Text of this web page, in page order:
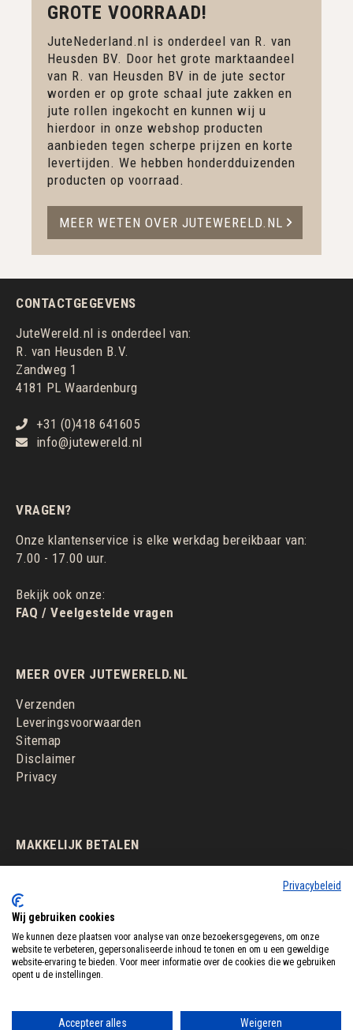
GROTE VOORRAAD!
JuteNederland.nl is onderdeel van R. van
Heusden BV. Door het grote marktaandeel
van R. van Heusden BV in de jute sector
worden er op grote schaal jute zakken en
jute rollen ingekocht en kunnen wij u
hierdoor in onze webshop producten
aanbieden tegen scherpe prijzen en korte
levertijden. We hebben honderdduizenden
producten op voorraad.
MEER WETEN OVER JUTEWERELD.NL
CONTACTGEGEVENS
JuteWereld.nl is onderdeel van:
R. van Heusden B.V.
Zandweg 1
4181 PL Waardenburg
+31 (0)418 641605
info@jutewereld.nl
VRAGEN?
Onze klantenservice is elke werkdag bereikbaar van:
7.00 - 17.00 uur.
Bekijk ook onze:
FAQ / Veelgestelde vragen
MEER OVER JUTEWERELD.NL
Verzenden
Leveringsvoorwaarden
Sitemap
Disclaimer
Privacy
MAKKELIJK BETALEN
Privacybeleid
Wij gebruiken cookies
We kunnen deze plaatsen voor analyse van onze bezoekersgegevens, om onze
website te verbeteren, gepersonaliseerde inhoud te tonen en om u een geweldige
website-ervaring te bieden. Voor meer informatie over de cookies die we gebruiken
opent u de instellingen.
Accepteer alles Weigeren